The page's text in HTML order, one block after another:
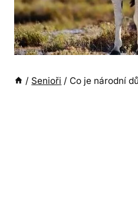
/ Senioři / Co je národní